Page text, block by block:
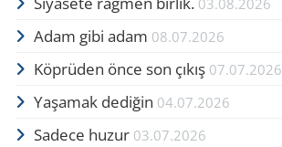
03.08.2026
Adam gibi adam 08.07.2026
Köprüden önce son çıkış 07.07.2026
Yaşamak dediğin 04.07.2026
Sadece huzur 03.07.2026